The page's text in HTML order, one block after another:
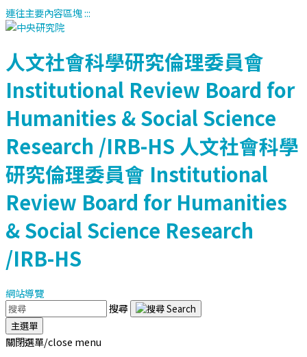
連往主要內容區塊:::
人文社會科學研究倫理委員會
Institutional Review Board for
Humanities & Social Science
Research /IRB-HS 人文社會科學
研究倫理委員會 Institutional
Review Board for Humanities
& Social Science Research
/IRB-HS
網站導覽
搜尋
主選單
關閉選單/close menu